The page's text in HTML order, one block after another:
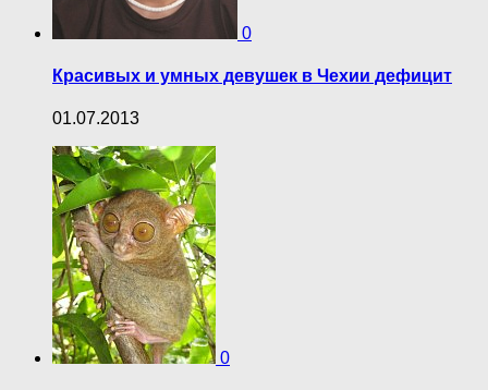
0
Красивых и умных девушек в Чехии дефицит
01.07.2013
0